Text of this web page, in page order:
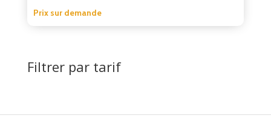
Prix sur demande
Filtrer par tarif